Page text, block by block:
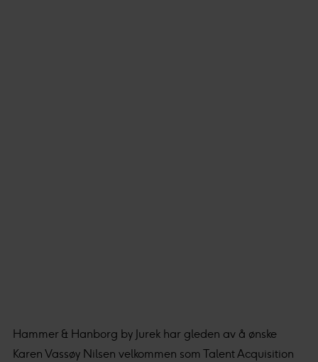
Hammer & Hanborg by Jurek har gleden av å ønske
Karen Vassøy Nilsen velkommen som Talent Acquisition